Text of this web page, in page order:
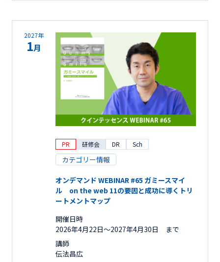
2027年
1月
PR 研修会 DR Sch
カテゴリー情報
オンデマンド WEBINAR #65 ガミースマイ
ル on the web 11の要因と成功に導くトリ
ートメントマップ
開催日時
2026年4月22日〜2027年4月30日 まで
講師
伝法昌広